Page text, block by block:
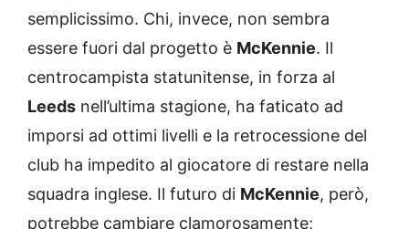
semplicissimo. Chi, invece, non sembra
essere fuori dal progetto è McKennie. Il
centrocampista statunitense, in forza al
Leeds nell’ultima stagione, ha faticato ad
imporsi ad ottimi livelli e la retrocessione del
club ha impedito al giocatore di restare nella
squadra inglese. Il futuro di McKennie, però,
potrebbe cambiare clamorosamente;